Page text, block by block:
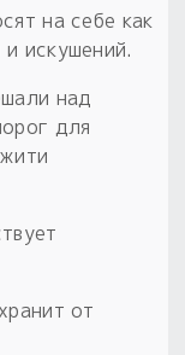
на себе как
искушений.
над
для
от